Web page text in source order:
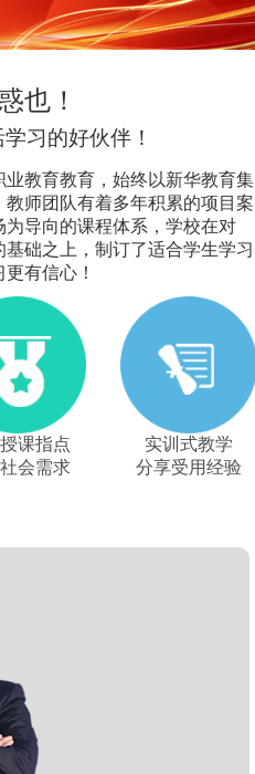
也！
习的好伙伴！
教育教育，始终以新华教育集
师团队有着多年积累的项目案
导向的课程体系，学校在对
础之上，制订了适合学生学习
有信心！
课指点
会需求
实训式教学
分享受用经验